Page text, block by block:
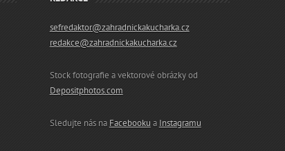
sefredaktor@zahradnickakucharka.cz
redakce@zahradnickakucharka.cz
Stock fotografie a vektorové obrázky od
Depositphotos.com
Sledujte nás na Facebooku a Instagramu